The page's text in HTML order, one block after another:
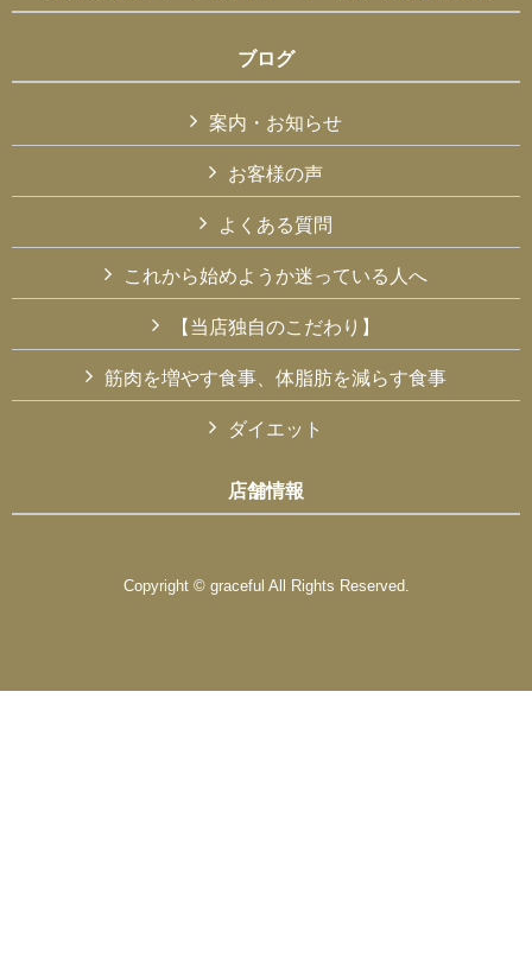
ブログ
案内・お知らせ
お客様の声
よくある質問
これから始めようか迷っている人へ
【当店独自のこだわり】
筋肉を増やす食事、体脂肪を減らす食事
ダイエット
店舗情報
Copyright © graceful All Rights Reserved.